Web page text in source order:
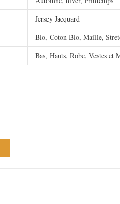
Jersey Jacquard
Bio, Coton Bio, Maille,
Bas, Hauts, Robe, Vestes et